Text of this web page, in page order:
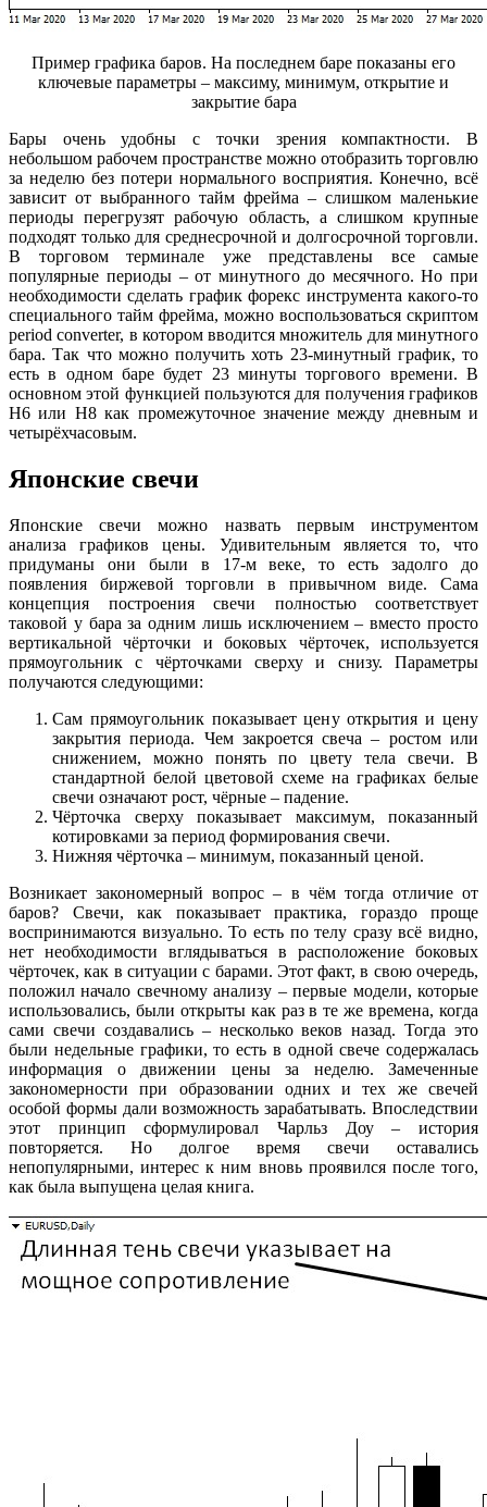
Пример графика баров. На последнем баре показаны его
ключевые параметры – максиму, минимум, открытие и
закрытие бара
Бары очень удобны с точки зрения компактности. В
небольшом рабочем пространстве можно отобразить торговлю
за неделю без потери нормального восприятия. Конечно, всё
зависит от выбранного тайм фрейма – слишком маленькие
периоды перегрузят рабочую область, а слишком крупные
подходят только для среднесрочной и долгосрочной торговли.
В торговом терминале уже представлены все самые
популярные периоды – от минутного до месячного. Но при
необходимости сделать график форекс инструмента какого-то
специального тайм фрейма, можно воспользоваться скриптом
period converter, в котором вводится множитель для минутного
бара. Так что можно получить хоть 23-минутный график, то
есть в одном баре будет 23 минуты торгового времени. В
основном этой функцией пользуются для получения графиков
Н6 или Н8 как промежуточное значение между дневным и
четырёхчасовым.
Японские свечи
Японские свечи можно назвать первым инструментом
анализа графиков цены. Удивительным является то, что
придуманы они были в 17-м веке, то есть задолго до
появления биржевой торговли в привычном виде. Сама
концепция построения свечи полностью соответствует
таковой у бара за одним лишь исключением – вместо просто
вертикальной чёрточки и боковых чёрточек, используется
прямоугольник с чёрточками сверху и снизу. Параметры
получаются следующими:
Сам прямоугольник показывает цену открытия и цену
закрытия периода. Чем закроется свеча – ростом или
снижением, можно понять по цвету тела свечи. В
стандартной белой цветовой схеме на графиках белые
свечи означают рост, чёрные – падение.
Чёрточка сверху показывает максимум, показанный
котировками за период формирования свечи.
Нижняя чёрточка – минимум, показанный ценой.
Возникает закономерный вопрос – в чём тогда отличие от
баров? Свечи, как показывает практика, гораздо проще
воспринимаются визуально. То есть по телу сразу всё видно,
нет необходимости вглядываться в расположение боковых
чёрточек, как в ситуации с барами. Этот факт, в свою очередь,
положил начало свечному анализу – первые модели, которые
использовались, были открыты как раз в те же времена, когда
сами свечи создавались – несколько веков назад. Тогда это
были недельные графики, то есть в одной свече содержалась
информация о движении цены за неделю. Замеченные
закономерности при образовании одних и тех же свечей
особой формы дали возможность зарабатывать. Впоследствии
этот принцип сформулировал Чарльз Доу – история
повторяется. Но долгое время свечи оставались
непопулярными, интерес к ним вновь проявился после того,
как была выпущена целая книга.